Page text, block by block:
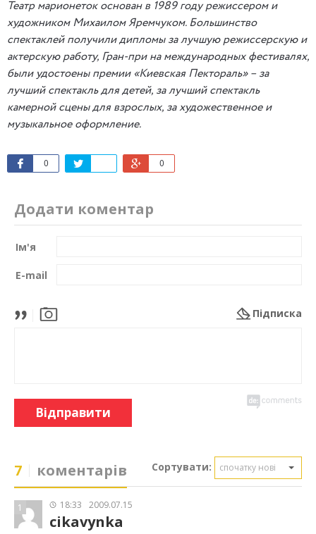
Театр марионеток основан в 1989 году режиссером и
художником Михаилом Яремчуком. Большинство
спектаклей получили дипломы за лучшую режиссерскую и
актерскую работу, Гран-при на международных фестивалях,
были удостоены премии «Киевская Пектораль» – за
лучший спектакль для детей, за лучший спектакль
камерной сцены для взрослых, за художественное и
музыкальное оформление.
0 0
Додати коментар
Ім'я
E-mail
Підписка
Відправити
7 коментарів Сортувати: спочатку нові
1 18:33 2009.07.15
cikavynka